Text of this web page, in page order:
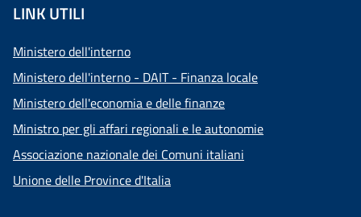
LINK UTILI
Ministero dell'interno
Ministero dell'interno - DAIT - Finanza locale
Ministero dell'economia e delle finanze
Ministro per gli affari regionali e le autonomie
Associazione nazionale dei Comuni italiani
Unione delle Province d'Italia